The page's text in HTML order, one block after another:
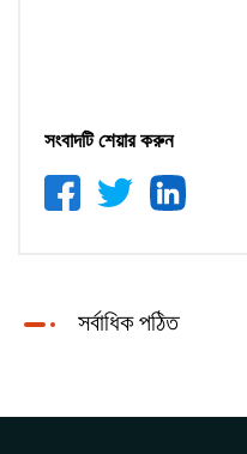
সংবাদটি শেয়ার করুন
সর্বাধিক পঠিত